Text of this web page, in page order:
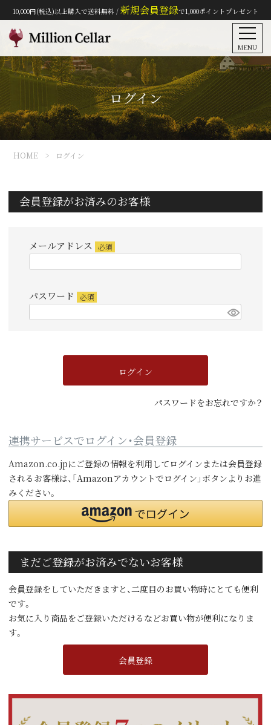
10,000円(税込)以上購入で送料無料 / 新規会員登録で1,000ポイントプレゼント
MENU
ログイン
HOME ログイン
会員登録がお済みのお客様
メールアドレス
パスワード
ログイン
パスワードをお忘れですか？
連携サービスでログイン・会員登録
Amazon.co.jpにご登録の情報を利用してログインまたは会員登録
されるお客様は、「Amazonアカウントでログイン」ボタンよりお進
みください。
まだご登録がお済みでないお客様
会員登録をしていただきますと、二度目のお買い物時にとても便利
です。
お気に入り商品をご登録いただけるなどお買い物が便利になりま
す。
会員登録